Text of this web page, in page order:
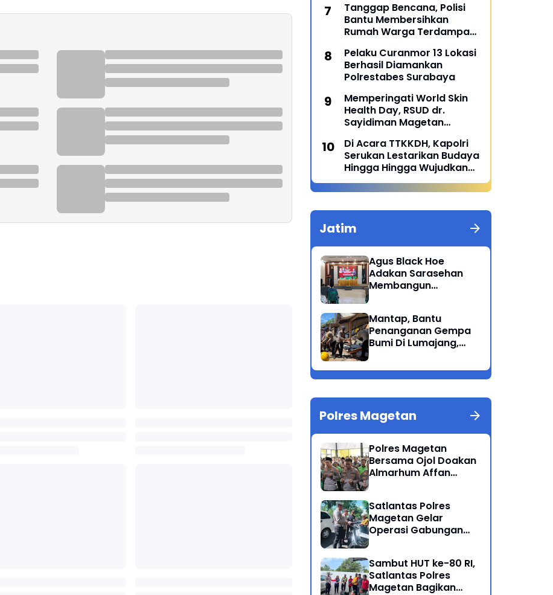
Tanggap Bencana, Polisi
Bantu Membersihkan
Rumah Warga Terdampak
Pelaku Curanmor 13 Lokasi
Berhasil Diamankan
Polrestabes Surabaya
Memperingati World Skin
Health Day, RSUD dr.
Sayidiman Magetan
'Bahaya Kosmetik Online'
Di Acara TTKKDH, Kapolri
Serukan Lestarikan Budaya
Hingga Hingga Wujudkan
SDM Unggul
Jatim
Agus Black Hoe
Adakan Sarasehan
Membangun
Dikalangan
Masyarakat Magetan
Mantap, Bantu
Penanganan Gempa
Bumi Di Lumajang,
berikan bantuan
Polres Magetan
Polres Magetan
Bersama Ojol Doakan
Almarhum Affan
Rasa di Jakarta
Satlantas Polres
Magetan Gelar
Operasi Gabungan
Sambut HUT ke-80 RI,
Satlantas Polres
Magetan Bagikan